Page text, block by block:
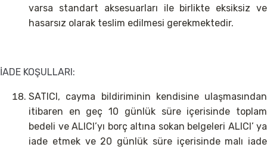
varsa standart aksesuarları ile birlikte eksiksiz ve
hasarsız olarak teslim edilmesi gerekmektedir.
İADE KOŞULLARI:
SATICI, cayma bildiriminin kendisine ulaşmasından
itibaren en geç 10 günlük süre içerisinde toplam
bedeli ve ALICI’yı borç altına sokan belgeleri ALICI’ ya
iade etmek ve 20 günlük süre içerisinde malı iade